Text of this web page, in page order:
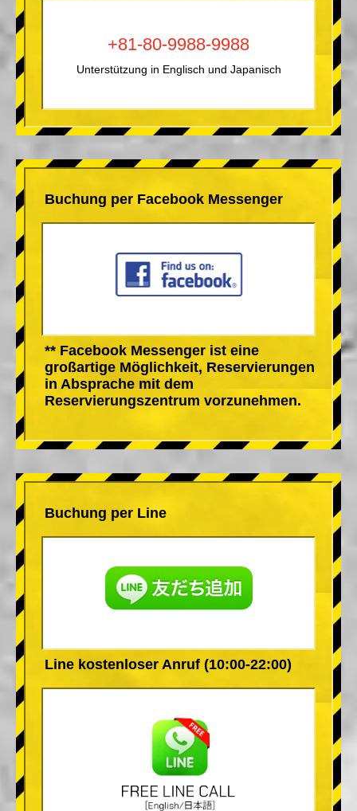
+81-80-9988-9988
Unterstützung in Englisch und Japanisch
Buchung per Facebook Messenger
** Facebook Messenger ist eine
großartige Möglichkeit, Reservierungen
in Absprache mit dem
Reservierungszentrum vorzunehmen.
Buchung per Line
Line kostenloser Anruf (10:00-22:00)